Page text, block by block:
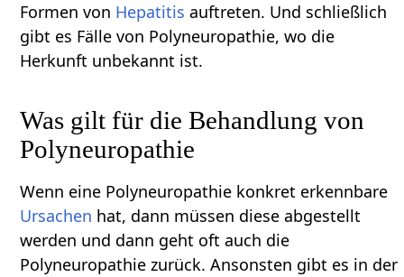
Formen von Hepatitis auftreten. Und schließlich
gibt es Fälle von Polyneuropathie, wo die
Herkunft unbekannt ist.
Was gilt für die Behandlung von
Polyneuropathie
Wenn eine Polyneuropathie konkret erkennbare
Ursachen hat, dann müssen diese abgestellt
werden und dann geht oft auch die
Polyneuropathie zurück. Ansonsten gibt es in der